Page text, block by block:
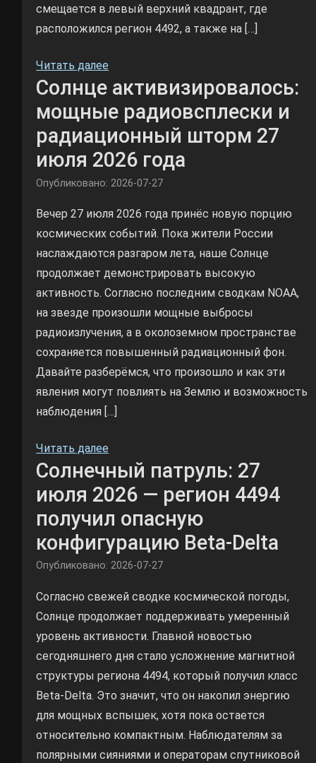
смещается в левый верхний квадрант, где
расположился регион 4492, а также на […]
Читать далее
Солнце активизировалось:
мощные радиовсплески и
радиационный шторм 27
июля 2026 года
Опубликовано: 2026-07-27
Вечер 27 июля 2026 года принёс новую порцию
космических событий. Пока жители России
наслаждаются разгаром лета, наше Солнце
продолжает демонстрировать высокую
активность. Согласно последним сводкам NOAA,
на звезде произошли мощные выбросы
радиоизлучения, а в околоземном пространстве
сохраняется повышенный радиационный фон.
Давайте разберёмся, что произошло и как эти
явления могут повлиять на Землю и возможность
наблюдения […]
Читать далее
Солнечный патруль: 27
июля 2026 — регион 4494
получил опасную
конфигурацию Beta-Delta
Опубликовано: 2026-07-27
Согласно свежей сводке космической погоды,
Солнце продолжает поддерживать умеренный
уровень активности. Главной новостью
сегодняшнего дня стало усложнение магнитной
структуры региона 4494, который получил класс
Beta-Delta. Это значит, что он накопил энергию
для мощных вспышек, хотя пока остается
относительно компактным. Наблюдателям за
полярными сияниями и операторам спутниковой